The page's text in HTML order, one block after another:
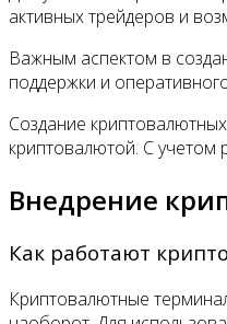
активных трейдеров и
Важным аспектом в
поддержки и
Создание
криптовалютой. С учетом
Внедрение
Как работают
Криптовалютные